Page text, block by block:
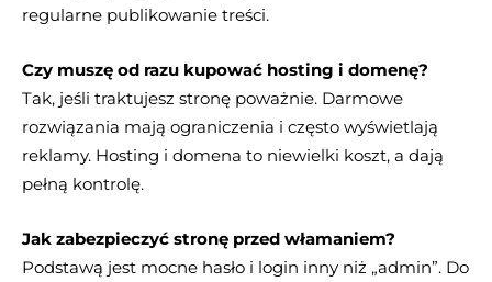
regularne publikowanie treści.
Czy muszę od razu kupować hosting i domenę?
Tak, jeśli traktujesz stronę poważnie. Darmowe
rozwiązania mają ograniczenia i często wyświetlają
reklamy. Hosting i domena to niewielki koszt, a dają
pełną kontrolę.
Jak zabezpieczyć stronę przed włamaniem?
Podstawą jest mocne hasło i login inny niż „admin”. Do